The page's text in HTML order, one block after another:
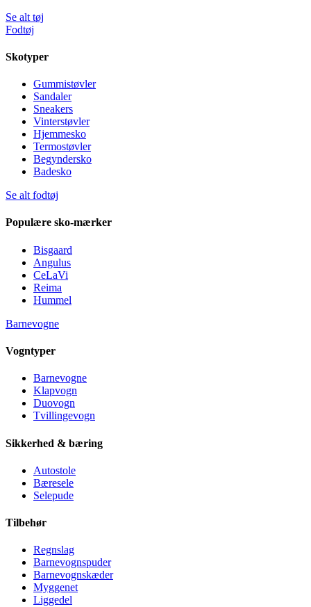
Se alt tøj
Fodtøj
Skotyper
Gummistøvler
Sandaler
Sneakers
Vinterstøvler
Hjemmesko
Termostøvler
Begyndersko
Badesko
Se alt fodtøj
Populære sko-mærker
Bisgaard
Angulus
CeLaVi
Reima
Hummel
Barnevogne
Vogntyper
Barnevogne
Klapvogn
Duovogn
Tvillingevogn
Sikkerhed & bæring
Autostole
Bæresele
Selepude
Tilbehør
Regnslag
Barnevognspuder
Barnevognskæder
Myggenet
Liggedel